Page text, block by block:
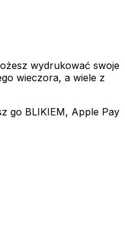
wydrukować swoje
wieczora, a wiele z
go BLIKIEM, Apple Pay